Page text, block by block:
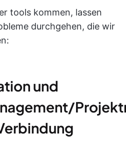
tools kommen, lassen
durchgehen, die wir
und